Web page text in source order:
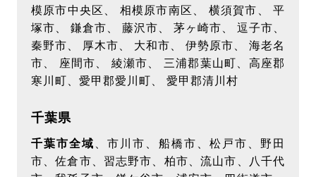
模原市中央区、 相模原市南区、 横須賀市、 平
塚市、 鎌倉市、 藤沢市、 茅ヶ崎市、 逗子市、
秦野市、 厚木市、 大和市、 伊勢原市、 海老名
市、 座間市、 綾瀬市、 三浦郡葉山町、高座郡
寒川町、愛甲郡愛川町、 愛甲郡清川村
千葉県
千葉市全域
、市川市、船橋市、松戸市、野田
市、佐倉市、習志野市、柏市、流山市、八千代